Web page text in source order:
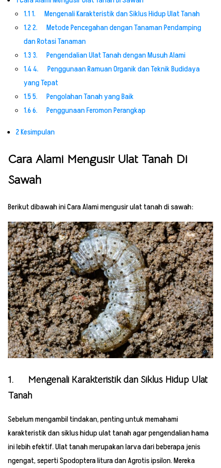
1.11. Mengenali Karakteristik dan Siklus Hidup Ulat Tanah
1.22. Metode Pencegahan dengan Tanaman Pendamping
dan Rotasi Tanaman
1.33. Pengendalian Ulat Tanah dengan Musuh Alami
1.44. Penggunaan Ramuan Organik dan Teknik Budidaya
yang Tepat
1.55. Pengolahan Tanah yang Baik
1.66. Penggunaan Feromon Perangkap
2Kesimpulan
Cara Alami Mengusir Ulat Tanah Di
Sawah
Berikut dibawah ini Cara Alami mengusir ulat tanah di sawah:
1. Mengenali Karakteristik dan Siklus Hidup Ulat
Tanah
Sebelum mengambil tindakan, penting untuk memahami
karakteristik dan siklus hidup ulat tanah agar pengendalian hama
ini lebih efektif. Ulat tanah merupakan larva dari beberapa jenis
ngengat, seperti Spodoptera litura dan Agrotis ipsilon. Mereka